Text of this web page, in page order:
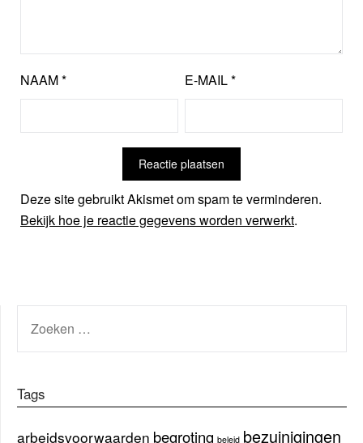
NAAM* E-MAIL*
Deze site gebruikt Akismet om spam te verminderen.
Bekijk hoe je reactie gegevens worden verwerkt.
NAAR:
Tags
arbeidsvoorwaarden begroting beleid bezuinigingen